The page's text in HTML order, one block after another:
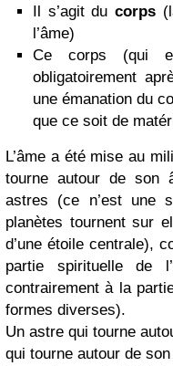
Il s’agit ducorps
l’âme)
Ce corps (qui
obligatoirement
une émanation du
que ce soit de
L’âme a été mise au
tourne autour de son
astres (ce n’est une
planètes tournent sur
d’une étoile centrale),
partie spirituelle de
contrairement à la
formes diverses).
Un astre qui tourne
qui tourne autour de